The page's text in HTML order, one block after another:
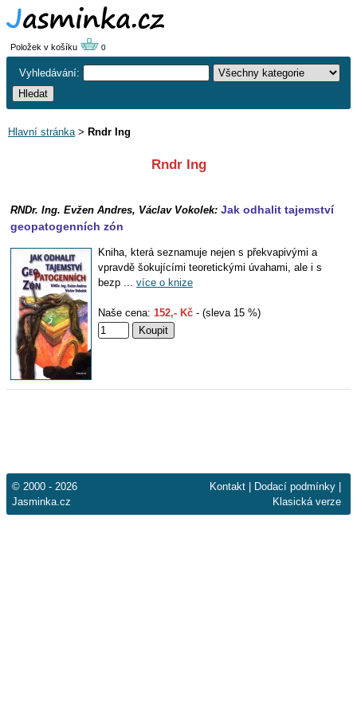
Položek v košíku 0
Vyhledávání:
Hlavní stránka> Rndr Ing
Rndr Ing
RNDr. Ing. Evžen Andres, Václav Vokolek: Jak odhalit tajemství
geopatogenních zón
Kniha, která seznamuje nejen s překvapivými a
vpravdě šokujícími teoretickými úvahami, ale i s
bezp ... více o knize
Naše cena: 152,- Kč - (sleva 15 %)
© 2000 - 2026
Jasminka.cz
Kontakt Dodací podmínky